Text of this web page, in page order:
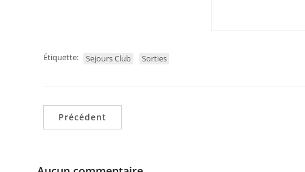
Étiquette: Sejours Club Sorties
Précédent